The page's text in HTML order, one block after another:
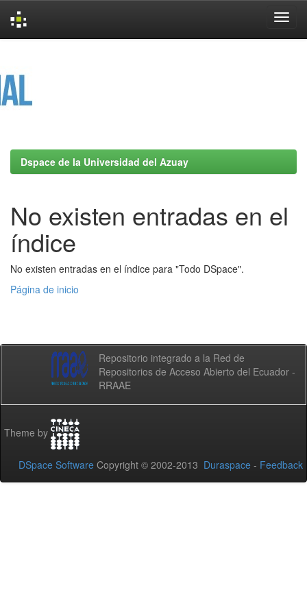
Dspace de la Universidad del Azuay
No existen entradas en el
índice
No existen entradas en el índice para "Todo DSpace".
Página de inicio
Repositorio integrado a la Red de
Repositorios de Acceso Abierto del Ecuador -
RRAAE
Theme by
DSpace Software Copyright © 2002-2013 Duraspace - Feedback